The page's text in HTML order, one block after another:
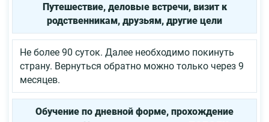
Путешествие, деловые встречи, визит к
родственникам, друзьям, другие цели
Не более 90 суток. Далее необходимо покинуть
страну. Вернуться обратно можно только через 9
месяцев.
Обучение по дневной форме, прохождение